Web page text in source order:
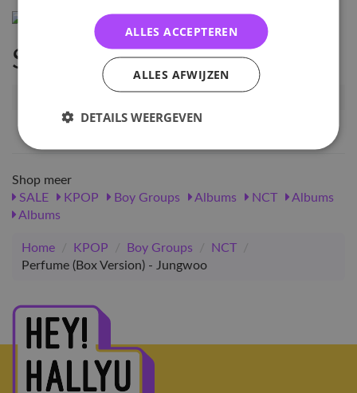
Specificaties
EAN nummer
8809755505165
Shop meer
SALE
KPOP Boy Groups Albums NCT
Albums
Albums
Home / KPOP / Boy Groups / NCT
/
Perfume (Box Version) - Jungwoo
ALLES ACCEPTEREN
ALLES AFWIJZEN
DETAILS WEERGEVEN